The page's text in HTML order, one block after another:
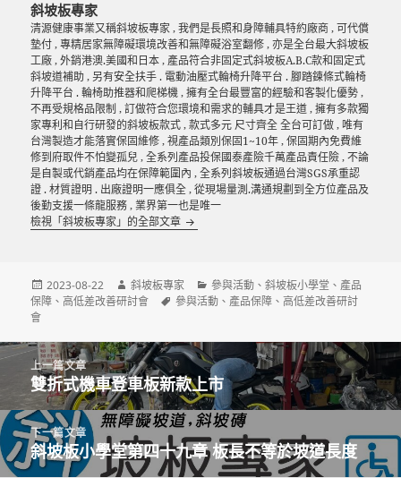
斜坡板專家
清源健康事業又稱斜坡板專家 , 我們是長照和身障輔具特約廠商 , 可代償
墊付 , 專精居家無障礙環境改善和無障礙浴室翻修 , 亦是全台最大斜坡板
工廠 , 外銷港澳.美國和日本 , 產品符合非固定式斜坡板A.B.C款和固定式
斜坡道補助 , 另有安全扶手 . 電動油壓式輪椅升降平台 . 腳踏鍊條式輪椅
升降平台 . 輪椅助推器和爬梯機 , 擁有全台最豐富的經驗和客製化優勢 ,
不再受規格品限制 , 訂做符合您環境和需求的輔具才是王道 , 擁有多款獨
家專利和自行研發的斜坡板款式 , 款式多元 尺寸齊全 全台可訂做 , 唯有
台灣製造才能落實保固維修 , 視產品類別保固1~10年 , 保固期內免費維
修到府取件不怕變孤兒 , 全系列產品投保國泰產險千萬產品責任險 , 不論
是自製或代銷產品均在保障範圍內 , 全系列斜坡板通過台灣SGS承重認
證 . 材質證明 . 出廠證明一應俱全 , 從現場量測.溝通規劃到全方位產品及
後勤支援一條龍服務 , 業界第一也是唯一
檢視「斜坡板專家」的全部文章
發
佈
2023-08-22
作
者
斜坡板專家
分
類
參與活動 、斜坡板小學堂 、 產品
保障 、高低差改善研討會
標
參與活動 、 產品保障 、高低差改善研討
會
文
導
覽
上一篇文章
上
一
篇
文
章:
雙折式機車登車板新款上市
下一篇文章
下
一
斜坡板小學堂第四十九章 板長不等於坡道長度